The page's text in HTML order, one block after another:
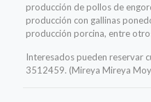
producción de pollos de
producción con gallinas
producción porcina, entre
Interesados pueden reservar
3512459. (Mireya Mireya